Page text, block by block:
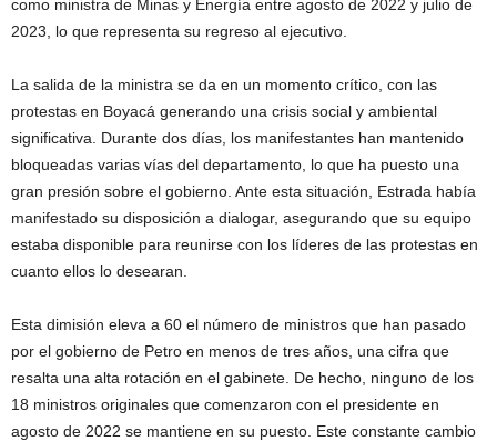
como ministra de Minas y Energía entre agosto de 2022 y julio de
2023, lo que representa su regreso al ejecutivo.
La salida de la ministra se da en un momento crítico, con las
protestas en Boyacá generando una crisis social y ambiental
significativa. Durante dos días, los manifestantes han mantenido
bloqueadas varias vías del departamento, lo que ha puesto una
gran presión sobre el gobierno. Ante esta situación, Estrada había
manifestado su disposición a dialogar, asegurando que su equipo
estaba disponible para reunirse con los líderes de las protestas en
cuanto ellos lo desearan.
Esta dimisión eleva a 60 el número de ministros que han pasado
por el gobierno de Petro en menos de tres años, una cifra que
resalta una alta rotación en el gabinete. De hecho, ninguno de los
18 ministros originales que comenzaron con el presidente en
agosto de 2022 se mantiene en su puesto. Este constante cambio